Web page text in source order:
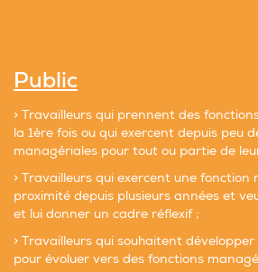
Public
> Travailleurs qui prennent des
la 1ère fois ou qui exercent depuis peu
managériales pour tout ou partie de
> Travailleurs qui exercent une fonction
proximité depuis plusieurs années et
et lui donner un cadre réflexif ;
> Travailleurs qui souhaitent
pour évoluer vers des fonctions